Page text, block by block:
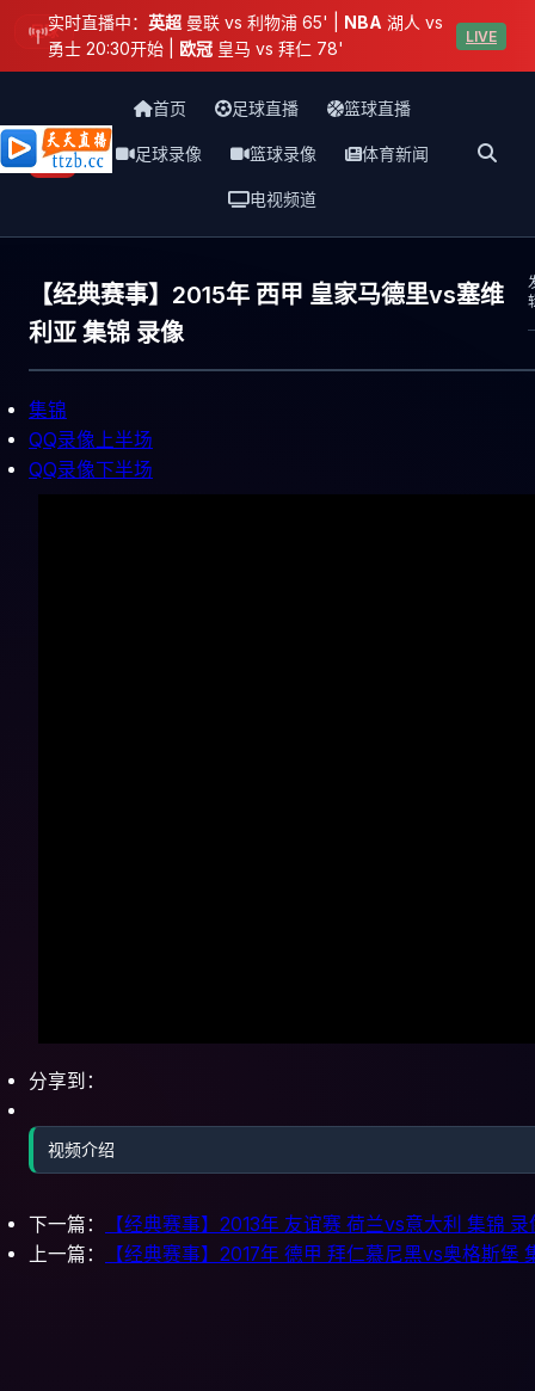
实时直播中： 英超 曼联 vs 利物浦 65' | NBA 湖人 vs
勇士 20:30开始 | 欧冠 皇马 vs 拜仁 78'
LIVE
天天直播网
首页 足球直播 篮球直播
足球录像 篮球录像 体育新闻
电视频道
【经典赛事】2015年 西甲 皇家马德里vs塞维
利亚 集锦 录像
足球
集锦
QQ录像上半场
QQ录像下半场
分享到：
视频介绍
下一篇：
【经典赛事】2013年 友谊赛 荷兰vs意大利 集锦 录
上一篇：
【经典赛事】2017年 德甲 拜仁慕尼黑vs奥格斯堡